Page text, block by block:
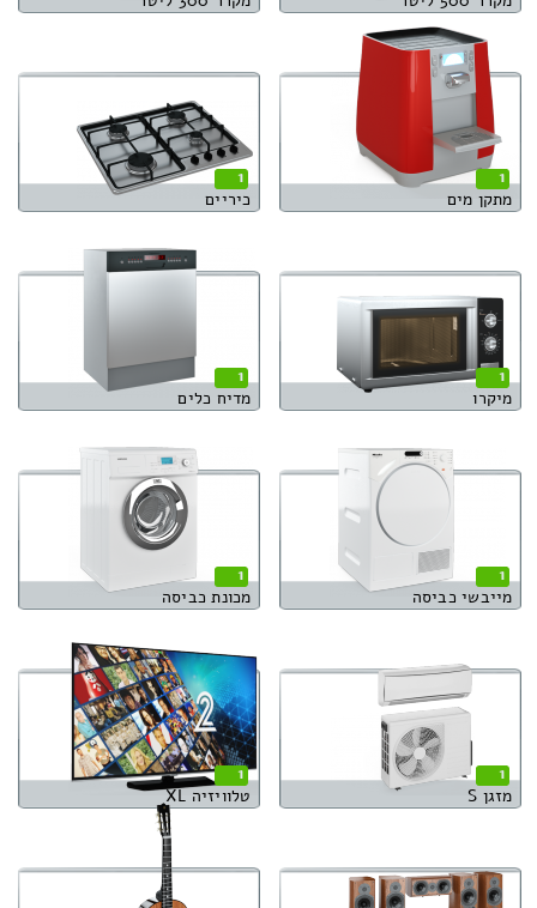
1
מתקן מים
1
כיריים
1
מיקרו
1
מדיח כלים
1
מייבשי כביסה
1
מכונת כביסה
1
מזגן S
1
טלוויזיה XL